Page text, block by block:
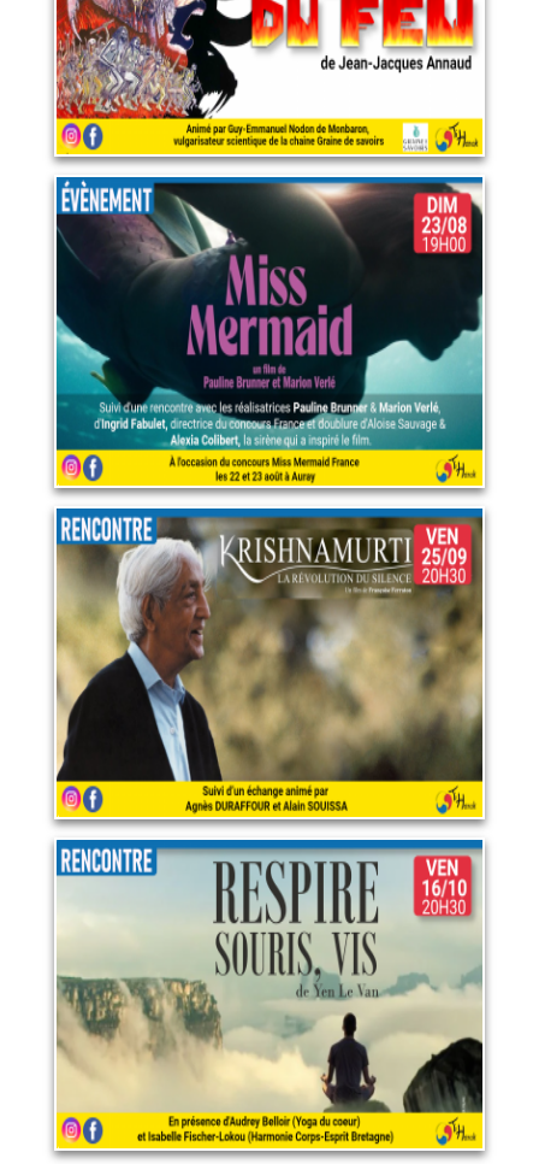
LIRE PLUS
Miss mermaid
23 août 2026
LIRE PLUS
Krishnamurti, la révolution
du silence
25 septembre 2026
LIRE PLUS
Respire, Souris, vis
LIRE PLUS